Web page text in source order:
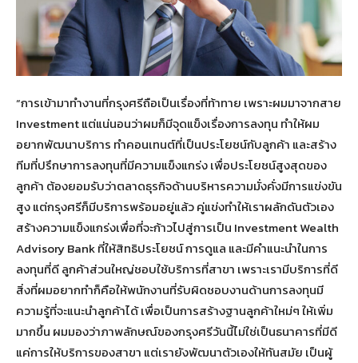
“การเข้ามาทำงานที่กรุงศรีถือเป็นเรื่องที่ท้าทาย เพราะผมมาจากสาย
Investment แต่แน่นอนว่าผมก็มีจุดแข็งเรื่องการลงทุน ทำให้ผม
อยากพัฒนาบริการ ทำคอนเทนต์ที่เป็นประโยชน์กับลูกค้า และสร้าง
ทีมที่ปรึกษาการลงทุนที่มีความแข็งแกร่ง เพื่อประโยชน์สูงสุดของ
ลูกค้า ต้องยอมรับว่าตลาดธุรกิจด้านบริหารความมั่งคั่งมีการแข่งขัน
สูง แต่กรุงศรีก็มีบริการพร้อมอยู่แล้ว คู่แข่งทำให้เราผลักดันตัวเอง
สร้างความแข็งแกร่งเพื่อที่จะก้าวไปสู่การเป็น Investment Wealth
Advisory Bank ที่ให้สิทธิประโยชน์ การดูแล และมีคำแนะนำในการ
ลงทุนที่ดี ลูกค้าส่วนใหญ่ชอบใช้บริการที่สาขา เพราะเรามีบริการที่ดี
สิ่งที่ผมอยากทำก็คือให้พนักงานที่รับผิดชอบงานด้านการลงทุนมี
ความรู้ที่จะแนะนำลูกค้าได้ เพื่อเป็นการสร้างฐานลูกค้าใหม่ๆ ให้เพิ่ม
มากขึ้น ผมมองว่าภาพลักษณ์ของกรุงศรีวันนี้ไม่ใช่เป็นธนาคารที่มีดี
แค่การให้บริการของสาขา แต่เรายังพัฒนาตัวเองให้ทันสมัย เป็นผู้